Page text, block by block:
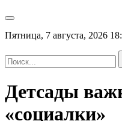
Пятница, 7 августа, 2026
Детсады
«социалки»